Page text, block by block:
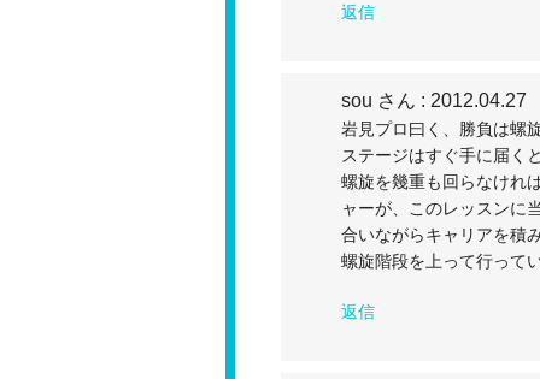
返信
sou さん : 2012.04.27
岩見プロ曰く、勝負は螺
ステージはすぐ手に届く
螺旋を幾重も回らなけれ
ャーが、このレッスンに
合いながらキャリアを積
螺旋階段を上って行って
返信